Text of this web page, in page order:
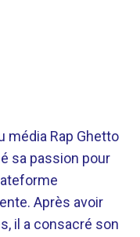
média Rap Ghetto
sa passion pour
Après avoir
il a consacré son